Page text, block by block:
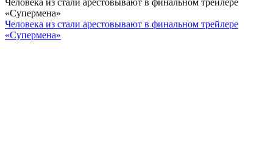
Человека из стали арестовывают в финальном трейлере
«Супермена»
Человека из стали арестовывают в финальном трейлере
«Супермена»